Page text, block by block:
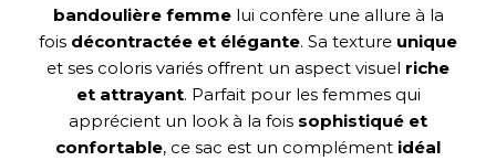
bandoulière femmelui confère une allure à la
fois décontractée et élégante. Sa texture unique
et ses coloris variés offrent un aspect visuel riche
et attrayant. Parfait pour les femmes qui
apprécient un look à la fois sophistiqué et
confortable, ce sac est un complément idéal